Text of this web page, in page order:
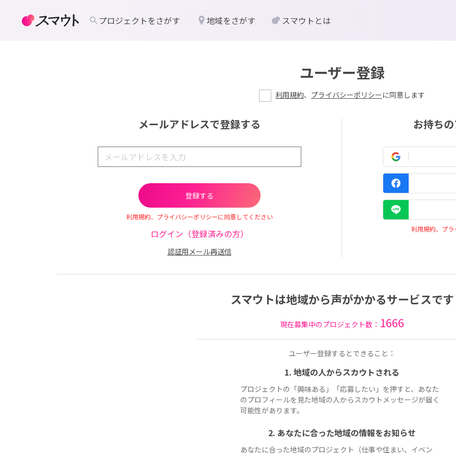
ユーザー登録
利用規約、 プライバシーポリシーに同意します
メールアドレスで登録する
利用規約、プライバシーポリシーに同意してください
ログイン（登録済みの方）
認証用メール再送信
お持ち
利用規約、プ
スマウトは地域から声がかかるサービスです
現在募集中のプロジェクト数： 1666
ユーザー登録するとできること：
1. 地域の人からスカウトされる
プロジェクトの「興味ある」「応募したい」を押すと、あなた
のプロフィールを見た地域の人からスカウトメッセージが届く
可能性があります。
2. あなたに合った地域の情報をお知らせ
あなたに合った地域のプロジェクト（仕事や住まい、イベン
プロジェクトをさがす 地域をさがす スマウトとは